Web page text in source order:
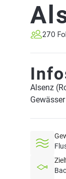
270
Alsenz